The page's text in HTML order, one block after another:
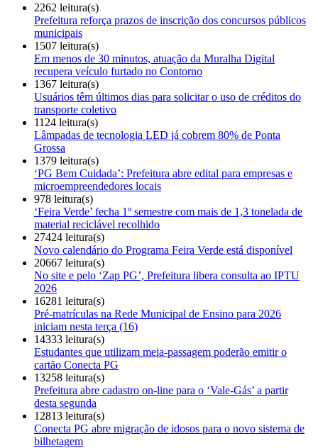
2262 leitura(s)
Prefeitura reforça prazos de inscrição dos concursos públicos
municipais
1507 leitura(s)
Em menos de 30 minutos, atuação da Muralha Digital
recupera veículo furtado no Contorno
1367 leitura(s)
Usuários têm últimos dias para solicitar o uso de créditos do
transporte coletivo
1124 leitura(s)
Lâmpadas de tecnologia LED já cobrem 80% de Ponta
Grossa
1379 leitura(s)
‘PG Bem Cuidada’: Prefeitura abre edital para empresas e
microempreendedores locais
978 leitura(s)
‘Feira Verde’ fecha 1º semestre com mais de 1,3 tonelada de
material reciclável recolhido
27424 leitura(s)
Novo calendário do Programa Feira Verde está disponível
20667 leitura(s)
No site e pelo ‘Zap PG’, Prefeitura libera consulta ao IPTU
2026
16281 leitura(s)
Pré-matrículas na Rede Municipal de Ensino para 2026
iniciam nesta terça (16)
14333 leitura(s)
Estudantes que utilizam meia-passagem poderão emitir o
cartão Conecta PG
13258 leitura(s)
Prefeitura abre cadastro on-line para o ‘Vale-Gás’ a partir
desta segunda
12813 leitura(s)
Conecta PG abre migração de idosos para o novo sistema de
bilhetagem